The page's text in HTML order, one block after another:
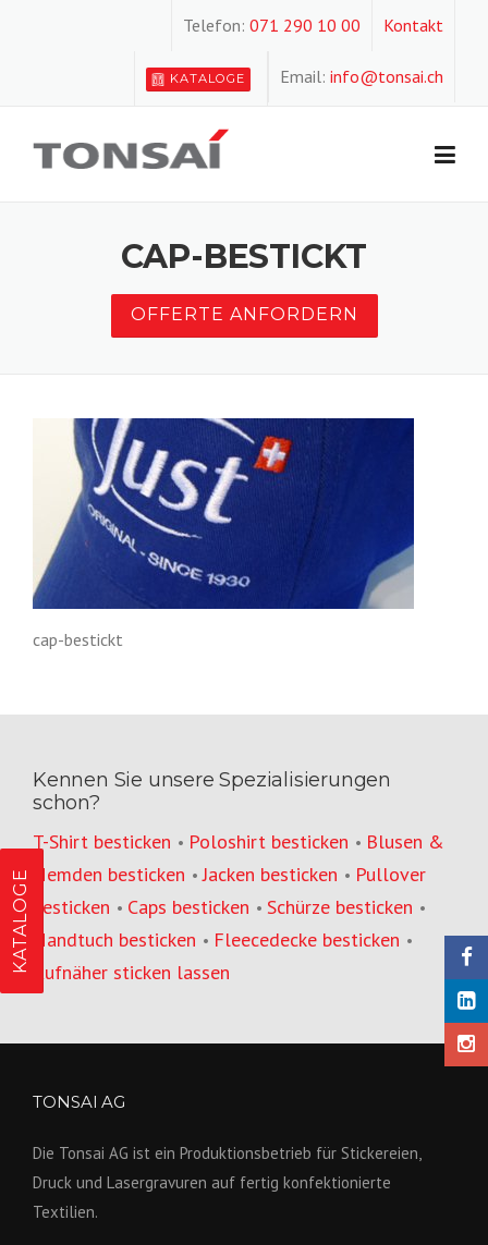
Kontakt
Telefon: 071 290 10 00
Email: info@tonsai.ch
KATALOGE
CAP-BESTICKT
OFFERTE ANFORDERN
cap-bestickt
KATALOGE
Kennen Sie unsere Spezialisierungen
schon?
T-Shirt besticken • Poloshirt besticken • Blusen &
Hemden besticken •Jacken besticken • Pullover
besticken • Caps besticken • Schürze besticken •
Handtuch besticken • Fleecedecke besticken •
Aufnäher sticken lassen
TONSAI AG
Die Tonsai AG ist ein Produktions­betrieb für Stickereien,
Druck und Lasergravuren auf fertig konfek­tionierte
Textilien.